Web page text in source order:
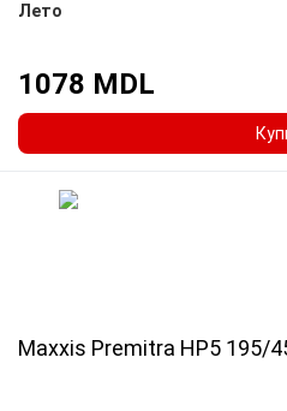
Лето
1078 MDL
Maxxis Premitra HP5 195/